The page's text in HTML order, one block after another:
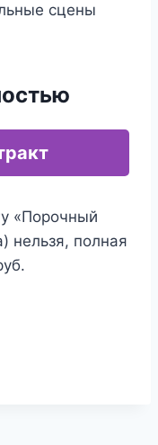
сцены
«Порочный
нельзя, полная